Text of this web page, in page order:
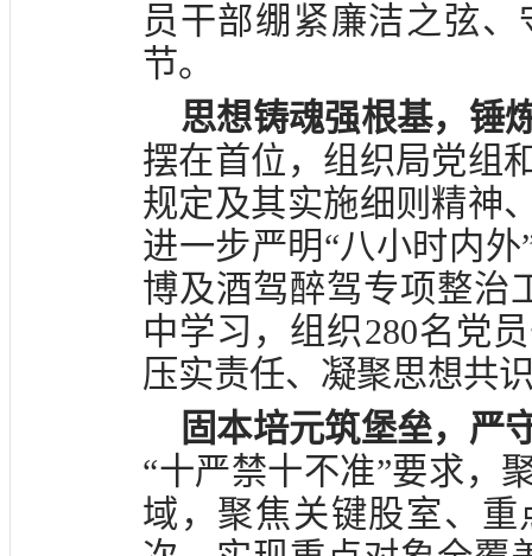
员干部绷紧廉洁之弦
节。
思想铸魂强根基，锤
摆在首位，组织局党组
规定及其实施细则精神
进一步严明“八小时内
博及酒驾醉驾专项整治
中学习，组织280名党
压实责任、凝聚思想共
固本培元筑堡垒，严
“十严禁十不准”要求，
域，聚焦关键股室、